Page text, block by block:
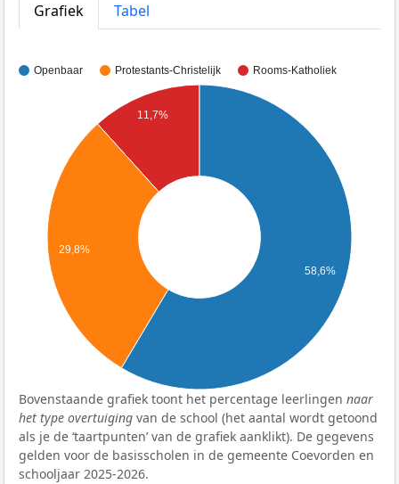
Grafiek
Tabel
Openbaar Protestants-Christelijk Rooms-Katholiek
11,7%
29,8%
58,6%
Bovenstaande grafiek toont het percentage leerlingen naar
het type overtuiging van de school (het aantal wordt getoond
als je de ‘taartpunten’ van de grafiek aanklikt). De gegevens
gelden voor de basisscholen in de gemeente Coevorden en
schooljaar 2025-2026.